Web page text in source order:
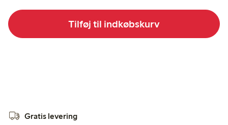
Tilføj til indkøbskurv
Gratis levering